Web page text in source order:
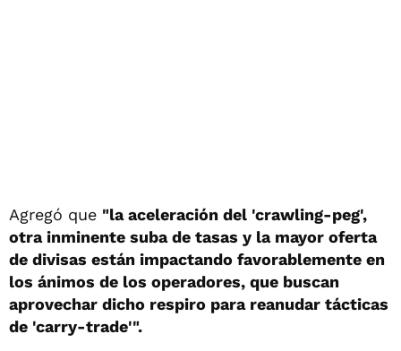
Agregó que "la aceleración del 'crawling-peg',
otra inminente suba de tasas y la mayor oferta
de divisas están impactando favorablemente en
los ánimos de los operadores, que buscan
aprovechar dicho respiro para reanudar tácticas
de 'carry-trade'".